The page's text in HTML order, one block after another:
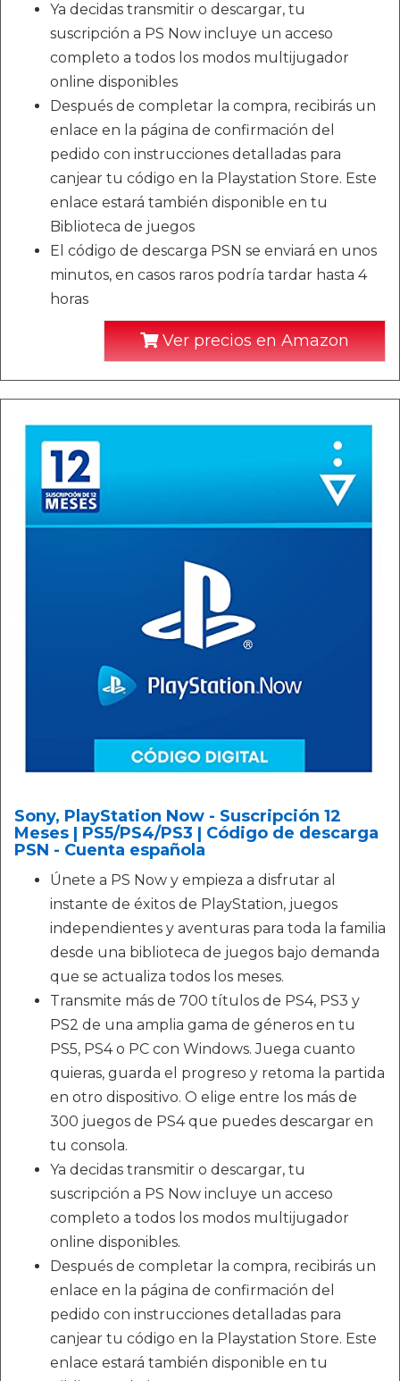
Ya decidas transmitir o descargar, tu
suscripción a PS Now incluye un acceso
completo a todos los modos multijugador
online disponibles
Después de completar la compra, recibirás un
enlace en la página de confirmación del
pedido con instrucciones detalladas para
canjear tu código en la Playstation Store. Este
enlace estará también disponible en tu
Biblioteca de juegos
El código de descarga PSN se enviará en unos
minutos, en casos raros podría tardar hasta 4
horas
Ver precios en Amazon
Sony, PlayStation Now - Suscripción 12
Meses | PS5/PS4/PS3 | Código de descarga
PSN - Cuenta española
Únete a PS Now y empieza a disfrutar al
instante de éxitos de PlayStation, juegos
independientes y aventuras para toda la familia
desde una biblioteca de juegos bajo demanda
que se actualiza todos los meses.
Transmite más de 700 títulos de PS4, PS3 y
PS2 de una amplia gama de géneros en tu
PS5, PS4 o PC con Windows. Juega cuanto
quieras, guarda el progreso y retoma la partida
en otro dispositivo. O elige entre los más de
300 juegos de PS4 que puedes descargar en
tu consola.
Ya decidas transmitir o descargar, tu
suscripción a PS Now incluye un acceso
completo a todos los modos multijugador
online disponibles.
Después de completar la compra, recibirás un
enlace en la página de confirmación del
pedido con instrucciones detalladas para
canjear tu código en la Playstation Store. Este
enlace estará también disponible en tu